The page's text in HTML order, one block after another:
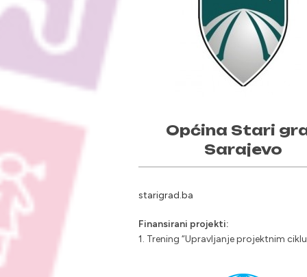
Općina Stari
Sarajevo
starigrad.ba
Finansirani projekti:
1. Trening “Upravljanje projektnim